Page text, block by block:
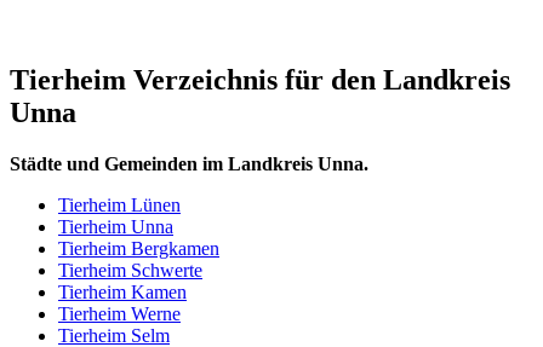
Tierheim Verzeichnis für den Landkreis
Unna
Städte und Gemeinden im Landkreis Unna.
Tierheim Lünen
Tierheim Unna
Tierheim Bergkamen
Tierheim Schwerte
Tierheim Kamen
Tierheim Werne
Tierheim Selm